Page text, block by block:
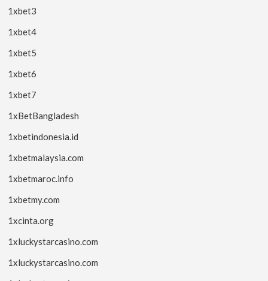
1xbet3
1xbet4
1xbet5
1xbet6
1xbet7
1xBetBangladesh
1xbetindonesia.id
1xbetmalaysia.com
1xbetmaroc.info
1xbetmy.com
1xcinta.org
1xluckystarcasino.com
1xluckystarcasino.com